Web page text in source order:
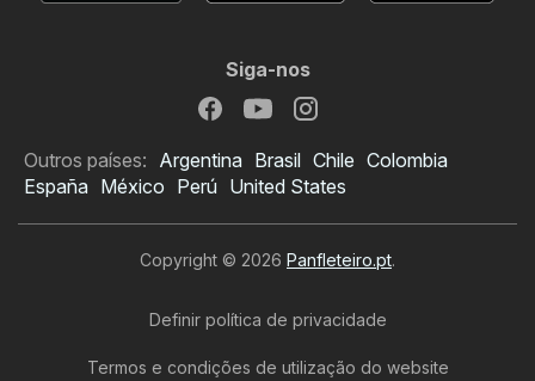
Siga-nos
Outros países: Argentina Brasil Chile Colombia
España México Perú United States
Copyright © 2026 Panfleteiro.pt.
Definir política de privacidade
Termos e condições de utilização do website